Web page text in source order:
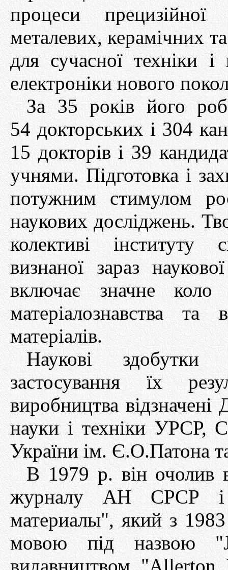
процеси прецизійної
металевих, керамічних
для сучасної техніки
електроніки нового
За 35 років його
54 докторських і 304
15 докторів і 39
учнями. Підготовка і
потужним стимулом
наукових досліджень.
колективі
визнаної зараз
включає значне коло
матеріалознавства та
матеріалів.
Наукові
застосування їх
виробництва
науки і техніки УРСР,
України ім. Є.О.Патона
В 1979 р. він очолив
журналу АН СРСР і
материалы", який з 1983
мовою під назвою
видавництвом